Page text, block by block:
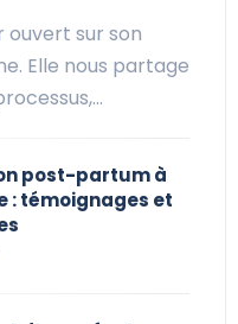
ouvert sur son
Elle nous partage
post-partum à
: témoignages et